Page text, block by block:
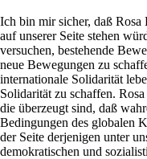
Ich bin mir sicher, daß Rosa
auf unserer Seite stehen
versuchen, bestehende
neue Bewegungen zu
internationale Solidarität
Solidarität zu schaffen.
die überzeugt sind, daß
Bedingungen des globalen
der Seite derjenigen unter
demokratischen und